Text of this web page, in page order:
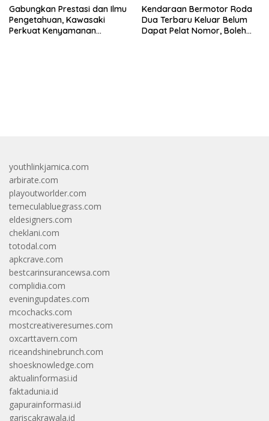
Gabungkan Prestasi dan Ilmu
Pengetahuan, Kawasaki
Perkuat Kenyamanan
Kendaraan Bermotor Roda
Dua Terbaru Keluar Belum
Dapat Pelat Nomor, Boleh
youthlinkjamica.com
arbirate.com
playoutworlder.com
temeculabluegrass.com
eldesigners.com
cheklani.com
totodal.com
apkcrave.com
bestcarinsurancewsa.com
complidia.com
eveningupdates.com
mcochacks.com
mostcreativeresumes.com
oxcarttavern.com
riceandshinebrunch.com
shoesknowledge.com
aktualinformasi.id
faktadunia.id
gapurainformasi.id
gariscakrawala.id